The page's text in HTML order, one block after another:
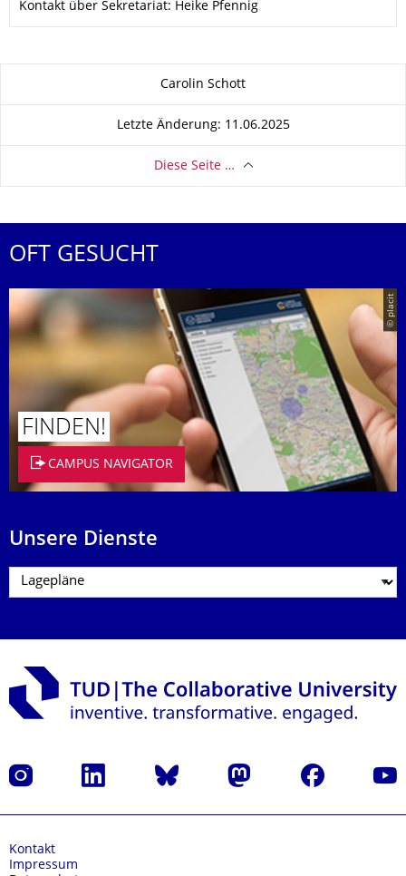
Kontakt über Sekretariat: Heike Pfennig
Carolin Schott
Letzte Änderung: 11.06.2025
Diese Seite …
OFT GESUCHT
© placit
FINDEN!
CAMPUS NAVIGATOR
Unsere Dienste
Instagram LinkedIn Bluesky Mastodon Facebook
Kontakt
Impressum